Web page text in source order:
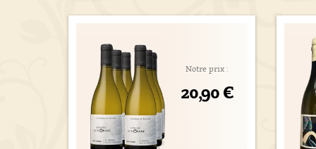
Notre prix :
20,90 €